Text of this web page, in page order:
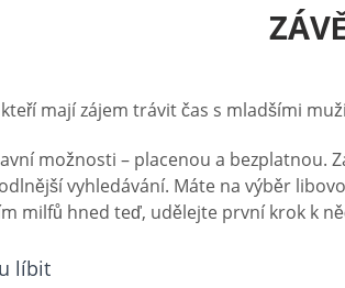
mají zájem trávit čas s mladšími
možnosti – placenou a bezplatnou.
vyhledávání. Máte na výběr
milfů hned teď, udělejte první krok k
líbit